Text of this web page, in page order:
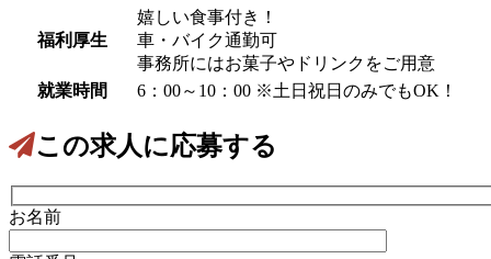
福利厚生
嬉しい食事付き！
車・バイク通勤可
事務所にはお菓子やドリンクをご用意
就業時間
6：00～10：00 ※土日祝日のみでもOK！
この求人に応募する
お名前